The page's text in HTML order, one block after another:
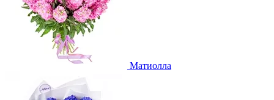
Матиолла